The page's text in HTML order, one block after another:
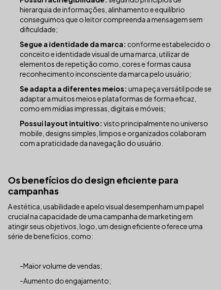
hierarquia de informações, alinhamento e equilíbrio
conseguimos que o leitor compreenda a mensagem sem
dificuldade;
Segue a identidade da marca: conforme estabelecido o
conceito e identidade visual de uma marca, utilizar de
elementos de repetição como, cores e formas causa
reconhecimento inconsciente da marca pelo usuário;
Se adapta a diferentes meios: uma peça versátil pode se
adaptar a muitos meios e plataformas de forma eficaz,
como em mídias impressas, digitais e móveis;
Possui layout intuitivo: visto principalmente no universo
mobile, designs simples, limpos e organizados colaboram
com a praticidade da navegação do usuário.
Os benefícios do design eficiente para
campanhas
A estética, usabilidade e apelo visual desempenham um papel
crucial na capacidade de uma campanha de marketing em
atingir seus objetivos, logo, um design eficiente oferece uma
série de benefícios, como:
-Maior volume de vendas;
-Aumento do engajamento;